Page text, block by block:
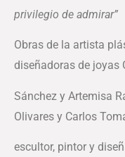
privilegio de admirar”
Obras de la artista
diseñadoras de joyas
Sánchez y Artemisa
Olivares y Carlos
escultor, pintor y